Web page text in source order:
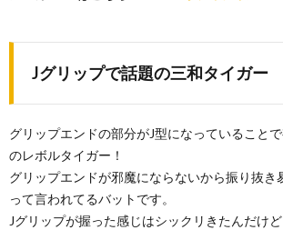
Jグリップで話題の三和タイガー
グリップエンドの部分がJ型になっていること
のレボルタイガー！
グリップエンドが邪魔にならないから振り抜き
って言われてるバットです。
Jグリップが握った感じはシックリきたんだけ